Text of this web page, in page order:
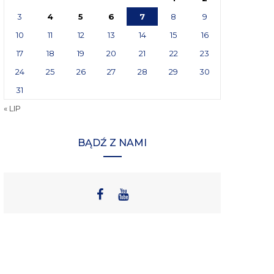
3
4 5 6 7 8
9
10
11 12 13 14 15
16
17
18 19 20 21 22
23
24
25 26 27 28 29
30
31
« LIP
BĄDŹ Z NAMI